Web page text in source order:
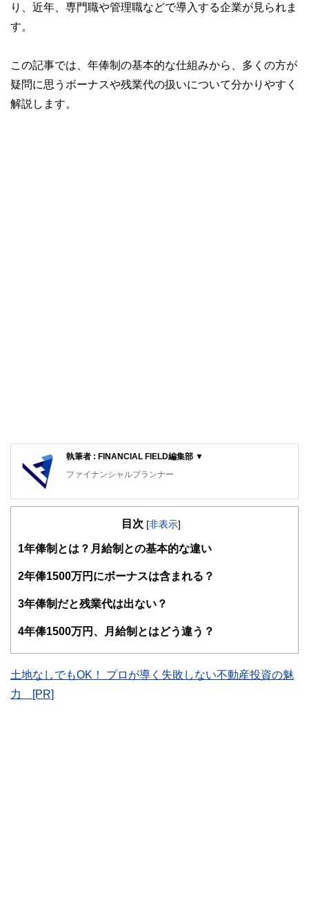
り、近年、専門職や管理職などで導入する企業が見られま
す。
この記事では、年俸制の基本的な仕組みから、多くの方が
疑問に思うボーナスや残業代の扱いについて分かりやすく
解説します。
執筆者 : FINANCIAL FIELD編集部 ▼
ファイナンシャルプランナー
FinancialField編集部は、金融、経済に関する記事を、日々
知識がない方でも理解できるようわかりやすく発信していま
得者を中心に「お金や暮らし」に関する書籍・雑誌の編集経
験者で構成され、企画立案から記事掲載まですべての工程に
護士、税理士、宅地建物取引士、相続診断士、住宅ローンア
ど150名以上の有資格者を執筆者・監修者として迎え、むず
かしく感じられる年金や税金、相続、保険、ローンなどの話
目次 [非表示]
1 年俸制とは？月給制との基本的な違い
2年俸1500万円にボーナスは含まれる？
3年俸制だと残業代は出ない？
4年俸1500万円、月給制とはどう違う？
土地なしでもOK！ プロが導く失敗しない不動産投資の魅
力 [PR]